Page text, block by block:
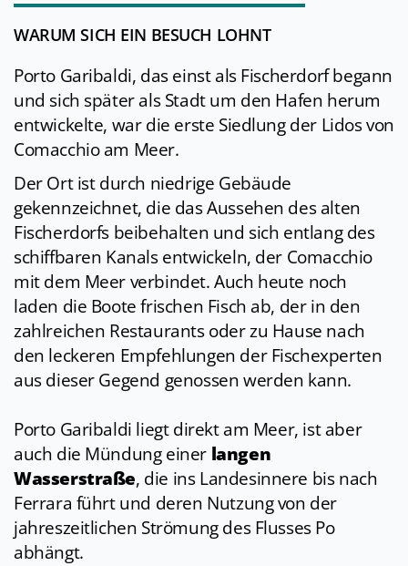
WARUM SICH EIN BESUCH LOHNT
Porto Garibaldi, das einst als Fischerdorf begann
und sich später als Stadt um den Hafen herum
entwickelte, war die erste Siedlung der Lidos von
Comacchio am Meer.
Der Ort ist durch niedrige Gebäude
gekennzeichnet, die das Aussehen des alten
Fischerdorfs beibehalten und sich entlang des
schiffbaren Kanals entwickeln, der Comacchio
mit dem Meer verbindet. Auch heute noch
laden die Boote frischen Fisch ab, der in den
zahlreichen Restaurants oder zu Hause nach
den leckeren Empfehlungen der Fischexperten
aus dieser Gegend genossen werden kann.
Porto Garibaldi liegt direkt am Meer, ist aber
auch die Mündung einer langen
Wasserstraße, die ins Landesinnere bis nach
Ferrara führt und deren Nutzung von der
jahreszeitlichen Strömung des Flusses Po
abhängt.